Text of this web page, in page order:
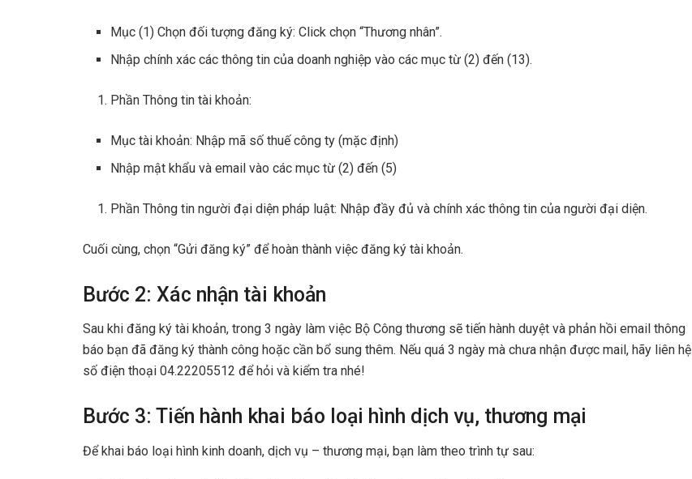
Mục (1) Chọn đối tượng đăng ký: Click chọn “Thương nhân”.
Nhập chính xác các thông tin của doanh nghiệp vào các mục từ (2) đến (13).
Phần Thông tin tài khoản:
Mục tài khoản: Nhập mã số thuế công ty (mặc định)
Nhập mật khẩu và email vào các mục từ (2) đến (5)
Phần Thông tin người đại diện pháp luật: Nhập đầy đủ và chính xác thông tin của người đại diện.
Cuối cùng, chọn “Gửi đăng ký” để hoàn thành việc đăng ký tài khoản.
Bước 2: Xác nhận tài khoản
Sau khi đăng ký tài khoản, trong 3 ngày làm việc Bộ Công thương sẽ tiến hành duyệt và phản hồi email thông
báo bạn đã đăng ký thành công hoặc cần bổ sung thêm. Nếu quá 3 ngày mà chưa nhận được mail, hãy liên hệ
số điện thoại 04.22205512 để hỏi và kiểm tra nhé!
Bước 3: Tiến hành khai báo loại hình dịch vụ, thương mại
Để khai báo loại hình kinh doanh, dịch vụ – thương mại, bạn làm theo trình tự sau: